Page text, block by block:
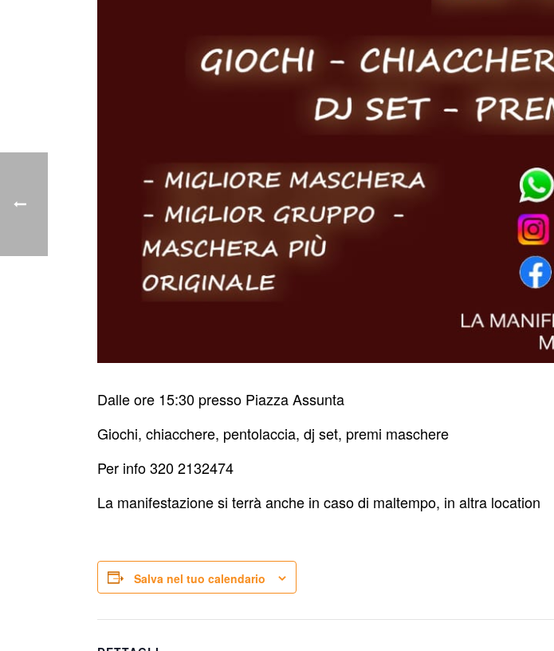
Dalle ore 15:30 presso Piazza Assunta
Giochi, chiacchere, pentolaccia, dj set, premi maschere
Per info 320 2132474
La manifestazione si terrà anche in caso di maltempo, in altra location
Salva nel tuo calendario